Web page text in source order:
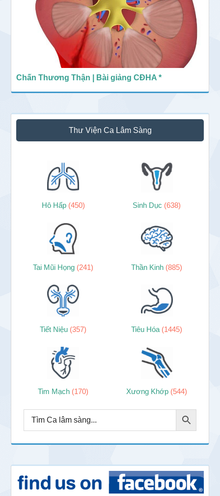
Chấn Thương Thận | Bài giảng CĐHA *
Thư Viện Ca Lâm Sàng
Hô Hấp (450) Sinh Dục (638)
Tai Mũi Họng (241) Thần Kinh (885)
Tiết Niệu (357) Tiêu Hóa (1445)
Tim Mạch (170) Xương Khớp (544)